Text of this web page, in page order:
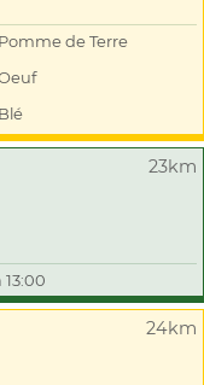
Pomme de Terre
Blé
23km
24km